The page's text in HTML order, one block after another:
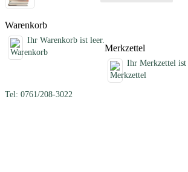
Warenkorb
Ihr Warenkorb ist leer.
Merkzettel
Ihr Merkzettel ist
Tel: 0761/208-3022